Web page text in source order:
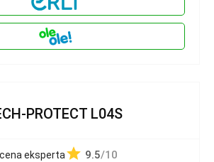
PROTECT L04S
eksperta 9.5/10